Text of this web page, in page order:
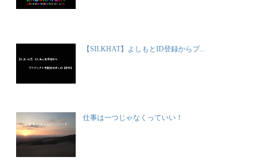
【SILKHAT】よしもとID登録からプ...
仕事は一つじゃなくっていい！